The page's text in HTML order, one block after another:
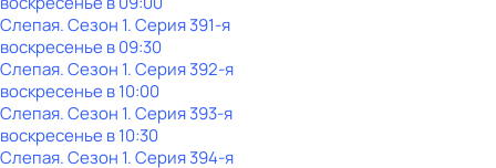
Слепая. Сезон 1. Серия 391-я
воскресенье в09:30
Слепая. Сезон 1. Серия 392-я
воскресенье в10:00
Слепая. Сезон 1. Серия 393-я
воскресенье в10:30
Слепая. Сезон 1. Серия 394-я